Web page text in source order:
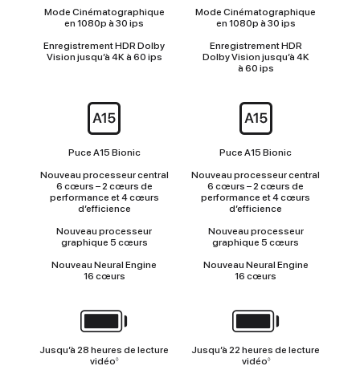
Mode Cinématographique
en 1080p à 30 ips
Enregistrement HDR Dolby
Vision jusqu’à 4K à 60 ips
Mode Cinématographique
en 1080p à 30 ips
Enregistrement HDR
Dolby Vision jusqu’à 4K
à 60 ips
Puce A15 Bionic
Nouveau processeur central
6 cœurs – 2 cœurs de
performance et 4 cœurs
d’efficience
Nouveau processeur
graphique 5 cœurs
Nouveau Neural Engine
16 cœurs
Puce A15 Bionic
Nouveau processeur central
6 cœurs – 2 cœurs de
performance et 4 cœurs
d’efficience
Nouveau processeur
graphique 5 cœurs
Nouveau Neural Engine
16 cœurs
Autonomie
Jusqu’à 28 heures de lecture
vidéo◊
Jusqu’à 22 heures de lecture
vidéo◊